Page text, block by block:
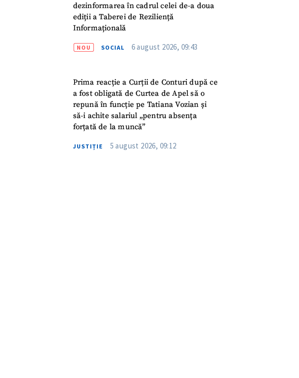
dezinformarea în cadrul celei de-a doua
ediții a Taberei de Reziliență
Informațională
NOU SOCIAL 6 august 2026, 09:43
Prima reacție a Curții de Conturi după ce
a fost obligată de Curtea de Apel să o
repună în funcție pe Tatiana Vozian și
să-i achite salariul „pentru absența
forțată de la muncă”
JUSTIȚIE 5 august 2026, 09:12
TRIMITE ȘTIREA